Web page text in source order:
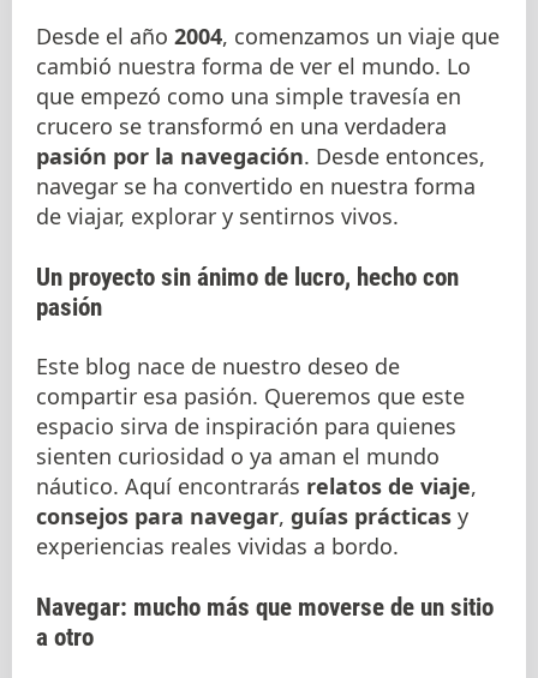
Desde el año 2004, comenzamos un viaje que
cambió nuestra forma de ver el mundo. Lo
que empezó como una simple travesía en
crucero se transformó en una verdadera
pasión por la navegación. Desde entonces,
navegar se ha convertido en nuestra forma
de viajar, explorar y sentirnos vivos.
Un proyecto sin ánimo de lucro, hecho con
pasión
Este blog nace de nuestro deseo de
compartir esa pasión. Queremos que este
espacio sirva de inspiración para quienes
sienten curiosidad o ya aman el mundo
náutico. Aquí encontrarás relatos de viaje,
consejos para navegar, guías prácticas y
experiencias reales vividas a bordo.
Navegar: mucho más que moverse de un sitio
a otro